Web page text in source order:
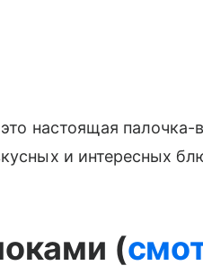
настоящая палочка-
и интересных
(